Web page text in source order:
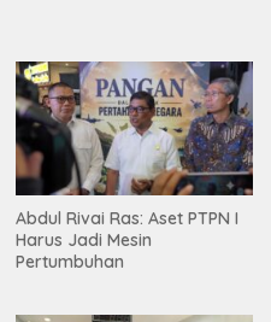
Abdul Rivai Ras: Aset PTPN I
Harus Jadi Mesin
Pertumbuhan